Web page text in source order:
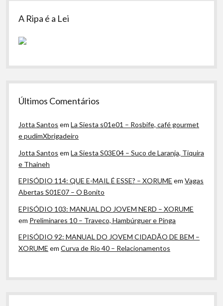
A Ripa é a Lei
Últimos Comentários
Jotta Santos emLa Siesta s01e01 – Rosbife, café gourmet
e pudimXbrigadeiro
Jotta Santos emLa Siesta S03E04 – Suco de Laranja, Tiquira
e Thaineh
EPISÓDIO 114: QUE E-MAIL É ESSE? – XORUME emVagas
Abertas S01E07 – O Bonito
EPISÓDIO 103: MANUAL DO JOVEM NERD – XORUME
em Preliminares 10 – Traveco, Hambúrguer e Pinga
EPISÓDIO 92: MANUAL DO JOVEM CIDADÃO DE BEM –
XORUME emCurva de Rio 40 – Relacionamentos